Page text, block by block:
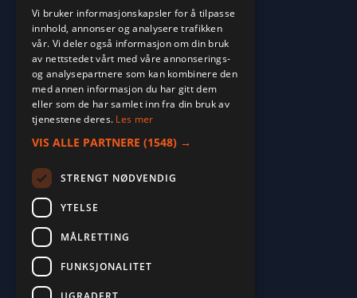
2026. ALL RIGHTS RESERVED.
POWERED BY EMPORI CMS
Vi bruker informasjonskapsler for å tilpasse
innhold, annonser og analysere trafikken
vår. Vi deler også informasjon om din bruk
av nettstedet vårt med våre annonserings-
og analysepartnere som kan kombinere den
med annen informasjon du har gitt dem
eller som de har samlet inn fra din bruk av
tjenestene deres. Les mer
VIS ALLE PARTNERE (1548) →
STRENGT NØDVENDIG
YTELSE
MÅLRETTING
FUNKSJONALITET